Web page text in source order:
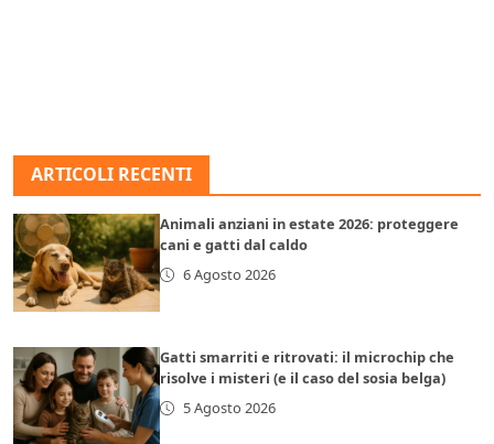
ARTICOLI RECENTI
Animali anziani in estate 2026: proteggere
cani e gatti dal caldo
6 Agosto 2026
Gatti smarriti e ritrovati: il microchip che
risolve i misteri (e il caso del sosia belga)
5 Agosto 2026